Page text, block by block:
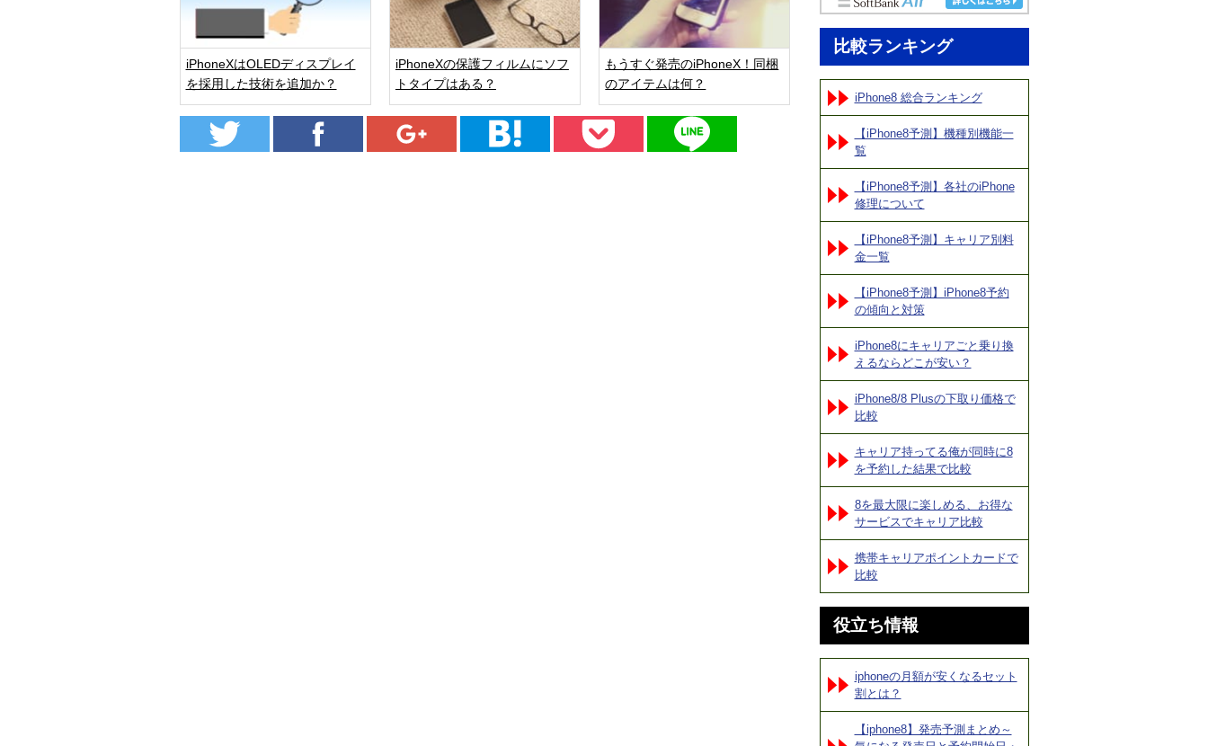
iPhoneXはOLEDディスプレイ
を採用した技術を追加か？
iPhoneXの保護フィルムにソフ
トタイプはある？
もうすぐ発売のiPhoneX！同梱
のアイテムは何？
比較ランキング
iPhone8 総合ランキング
【iPhone8予測】機種別機能一
覧
【iPhone8予測】各社のiPhone
修理について
【iPhone8予測】キャリア別料
金一覧
【iPhone8予測】iPhone8予約
の傾向と対策
iPhone8にキャリアごと乗り換
えるならどこが安い？
iPhone8/8 Plusの下取り価格で
比較
キャリア持ってる俺が同時に8
を予約した結果で比較
8を最大限に楽しめる、お得な
サービスでキャリア比較
携帯キャリアポイントカードで
比較
役立ち情報
iphoneの月額が安くなるセット
割とは？
【iphone8】発売予測まとめ～